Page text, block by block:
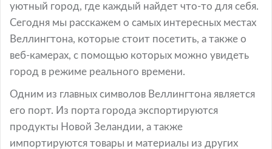
уютный город, где каждый найдет что-то для себя.
Сегодня мы расскажем о самых интересных местах
Веллингтона, которые стоит посетить, а также о
веб-камерах, с помощью которых можно увидеть
город в режиме реального времени.
Одним из главных символов Веллингтона является
его порт. Из порта города экспортируются
продукты Новой Зеландии, а также
импортируются товары и материалы из других